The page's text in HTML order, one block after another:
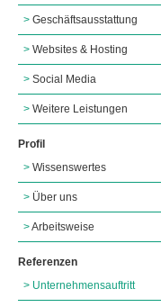
Geschäftsausstattung
Websites & Hosting
Social Media
Weitere Leistungen
Profil
Wissenswertes
Über uns
Arbeitsweise
Referenzen
Unternehmensauftritt